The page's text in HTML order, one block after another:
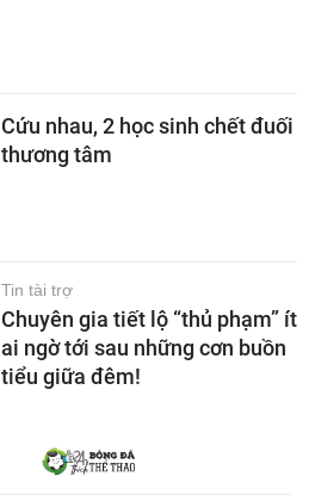
Cứu nhau, 2 học sinh chết đuối
thương tâm
Tin tài trợ
Chuyên gia tiết lộ “thủ phạm” ít
ai ngờ tới sau những cơn buồn
tiểu giữa đêm!